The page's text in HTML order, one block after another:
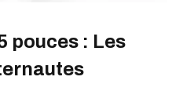
pouces : Les